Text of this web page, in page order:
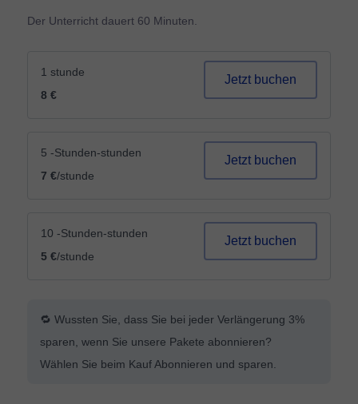
Der Unterricht dauert 60 Minuten.
1 stunde
8 €
Jetzt buchen
5 -Stunden-stunden
7 €/stunde
Jetzt buchen
10 -Stunden-stunden
5 €/stunde
Jetzt buchen
🔁 Wussten Sie, dass Sie bei jeder Verlängerung 3%
sparen, wenn Sie unsere Pakete abonnieren?
Wählen Sie beim Kauf Abonnieren und sparen.